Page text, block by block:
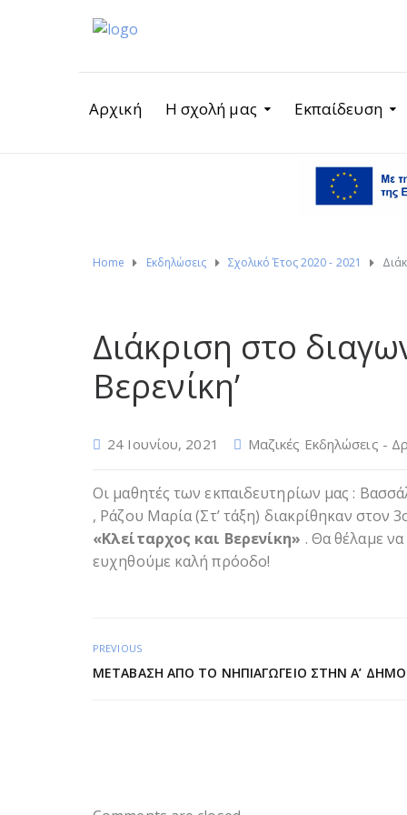
Αρχική Η σχολή μας Εκπαίδευση
Home Εκδηλώσεις Σχολικό Έτος 2020 - 2021
Διάκριση στο
Βερενίκη’
24 Ιουνίου, 2021 Μαζικές Εκδηλώσεις -
Οι μαθητές των εκπαιδευτηρίων μας :
, Ράζου Μαρία (Στ’ τάξη) διακρίθηκαν
«Κλείταρχος και Βερενίκη» . Θα θέλαμε
ευχηθούμε καλή πρόοδο!
PREVIOUS
ΜΕΤΆΒΑΣΗ ΑΠΌ ΤΟ ΝΗΠΙΑΓΩΓΕΊΟ ΣΤΗΝ Α’